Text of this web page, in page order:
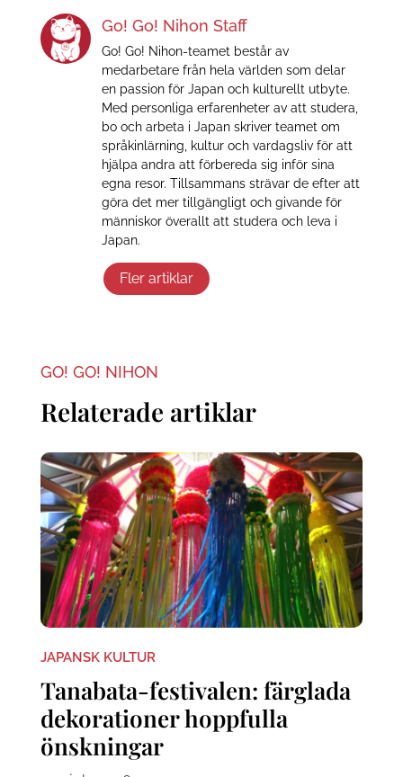
Go! Go! Nihon Staff
Go! Go! Nihon-teamet består av
medarbetare från hela världen som delar
en passion för Japan och kulturellt utbyte.
Med personliga erfarenheter av att studera,
bo och arbeta i Japan skriver teamet om
språkinlärning, kultur och vardagsliv för att
hjälpa andra att förbereda sig inför sina
egna resor. Tillsammans strävar de efter att
göra det mer tillgängligt och givande för
människor överallt att studera och leva i
Japan.
Fler artiklar
GO! GO! NIHON
Relaterade artiklar
JAPANSK KULTUR
Tanabata-festivalen: färglada
dekorationer hoppfulla
önskningar